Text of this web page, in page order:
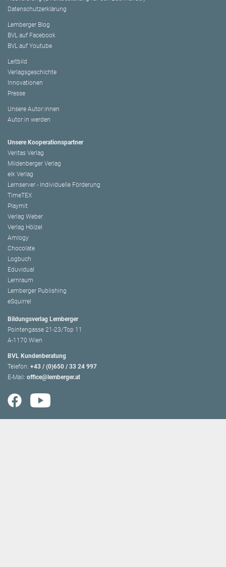
Datenschutzerklärung
Lemberger Blog
BVL auf Facebook
BVL auf Youtube
Leitbild
Verlagsgeschichte
Innovationen
Presse
Unsere Autor:innen
Autor:in werden
Unsere Kooperationspartner
Veritas Verlag
Mildenberger Verlag
elk Verlag
Lernserver - Individuelle Förderung
TimeTEX
Playmit
Verlag Weber
Verlag Hölzel
Amlogy
Chocolate
Logbuch
Eduvidual
Lernraum
Lemberger Publishing
eSquirrel
Bildungsverlag Lemberger
Pointengasse 21-23/Top 11
A-1170 Wien
BVL Kundenberatung
Telefon: +43 / (0)650 / 33 24 997
E-Mail: office@lemberger.at